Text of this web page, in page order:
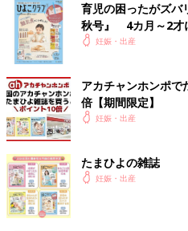
育児の困ったがズバ
秋号』 4カ月～2才
いっぱい！
妊娠・出産
アカチャンホンポで
倍【期間限定】
妊娠・出産
たまひよの雑誌
妊娠・出産